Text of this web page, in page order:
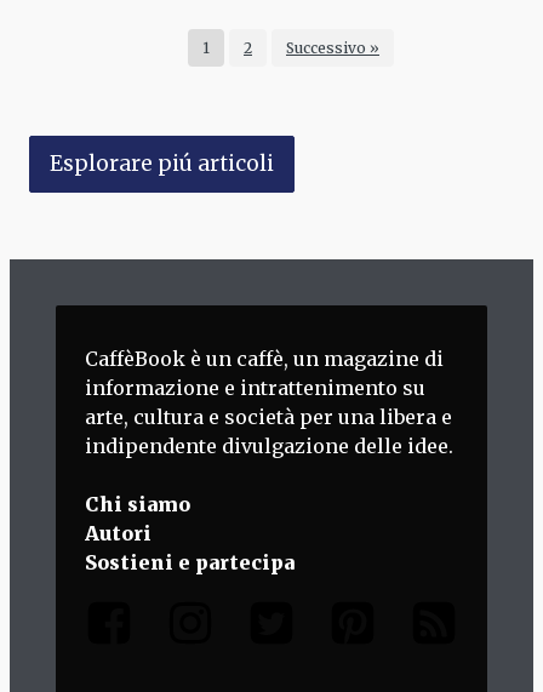
1 2 Successivo »
Esplorare piú articoli
CaffèBook è un caffè, un magazine di
informazione e intrattenimento su
arte, cultura e società per una libera e
indipendente divulgazione delle idee.
Chi siamo
Autori
Sostieni e partecipa